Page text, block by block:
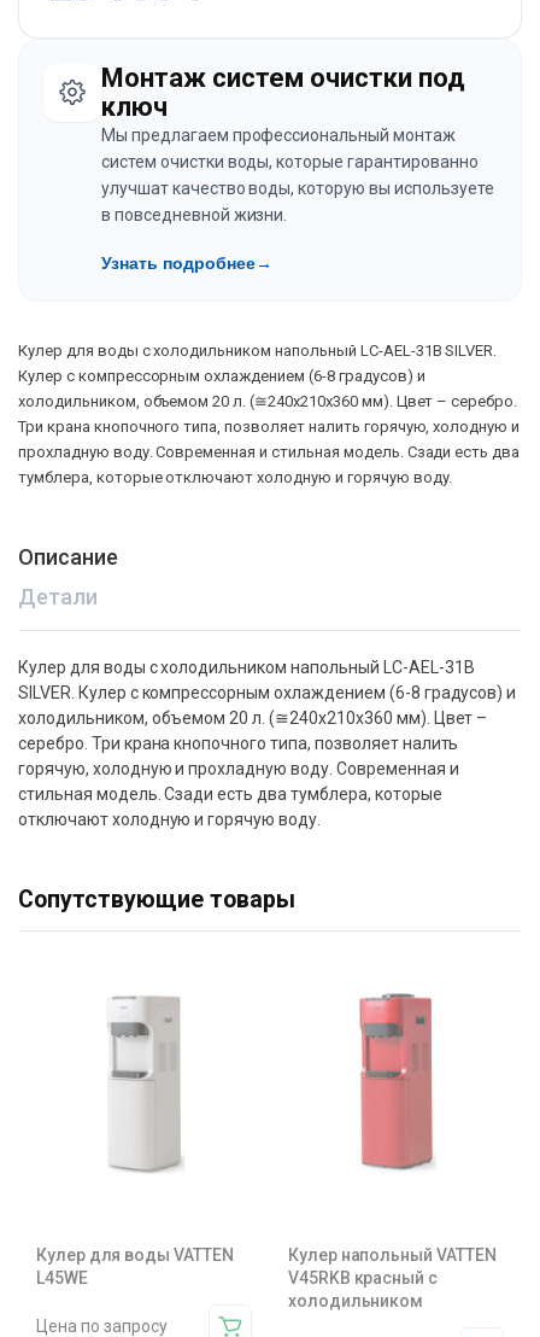
Монтаж систем очистки под
ключ
Мы предлагаем профессиональный монтаж
систем очистки воды, которые гарантированно
улучшат качество воды, которую вы используете
в повседневной жизни.
Узнать подробнее→
Кулер для воды с холодильником напольный LC-AEL-31B SILVER.
Кулер с компрессорным охлаждением (6-8 градусов) и
холодильником, объемом 20 л. (≅240х210х360 мм). Цвет – серебро.
Три крана кнопочного типа, позволяет налить горячую, холодную и
прохладную воду. Современная и стильная модель. Сзади есть два
тумблера, которые отключают холодную и горячую воду.
Описание
Детали
Кулер для воды с холодильником напольный LC-AEL-31B
SILVER. Кулер с компрессорным охлаждением (6-8 градусов) и
холодильником, объемом 20 л. (≅240х210х360 мм). Цвет –
серебро. Три крана кнопочного типа, позволяет налить
горячую, холодную и прохладную воду. Современная и
стильная модель. Сзади есть два тумблера, которые
отключают холодную и горячую воду.
Сопутствующие товары
Кулер для воды VATTEN
L45WE
Цена по запросу
Кулер напольный VATTEN
V45RKB красный с
холодильником